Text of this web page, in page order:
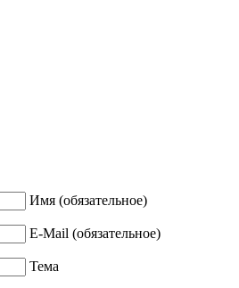
Имя (обязательное)
E-Mail (обязательное)
Тема